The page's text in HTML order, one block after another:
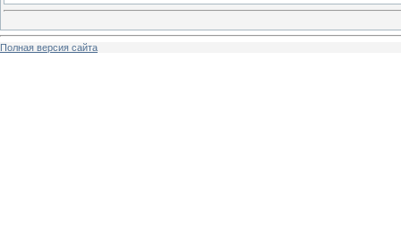
Полная версия сайта